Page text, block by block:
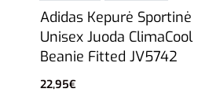
Adidas Kepurė Sportinė
Unisex Juoda ClimaCool
Beanie Fitted JV5742
22,95€